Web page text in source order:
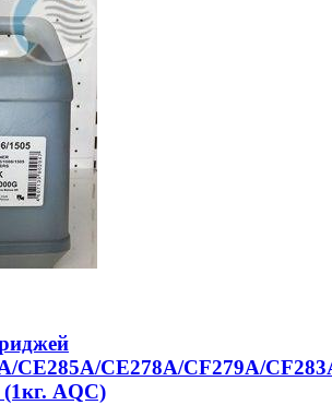
CE285A/CE278A/CF279A/
(1кг. AQC)